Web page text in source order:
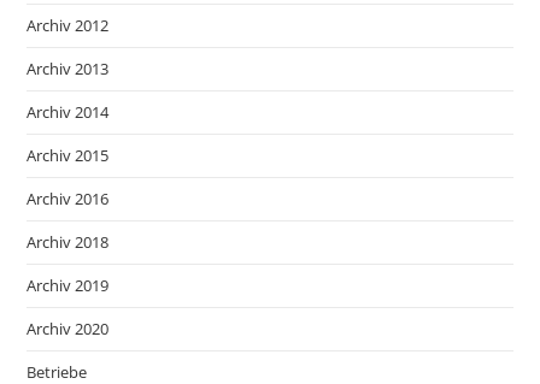
Archiv 2012
Archiv 2013
Archiv 2014
Archiv 2015
Archiv 2016
Archiv 2018
Archiv 2019
Archiv 2020
Betriebe